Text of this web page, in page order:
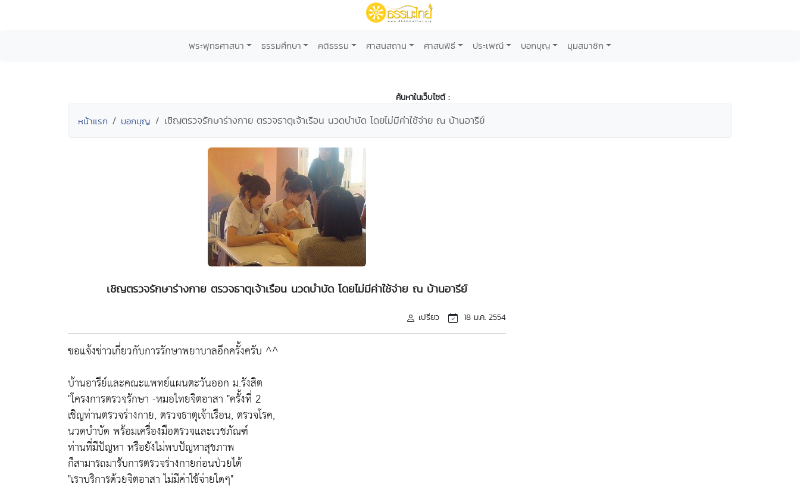
พระพุทธศาสนา ธรรมศึกษา คติธรรม ศาสนสถาน ศาสนพิธี ประเพณี บอกบุญ มุมสมาชิก
ค้นหาในเว็บไซต์ :
หน้าแรก บอกบุญ เชิญตรวจรักษาร่างกาย ตรวจธาตุเจ้าเรือน นวดบำบัด โดยไม่มีค่าใช้จ่าย ณ บ้านอารีย์
เชิญตรวจรักษาร่างกาย ตรวจธาตุเจ้าเรือน นวดบำบัด โดยไม่มีค่าใช้จ่าย ณ บ้านอารีย์
เปรียว 18 ม.ค. 2554
ขอแจ้งข่าวเกี่ยวกับการรักษาพยาบาลอีกครั้งครับ ^^
บ้านอารีย์และคณะแพทย์แผนตะวันออก ม.รังสิต
"โครงการตรวจรักษา -หมอไทยจิตอาสา "ครั้งที่ 2
เชิญท่านตรวจร่างกาย, ตรวจธาตุเจ้าเรือน, ตรวจโรค,
นวดบำบัด พร้อมเครื่องมือตรวจและเวชภัณฑ์
ท่านที่มีปัญหา หรือยังไม่พบปัญหาสุขภาพ
ก็สามารถมารับการตรวจร่างกายก่อนป่วยได้
"เราบริการด้วยจิตอาสา ไม่มีค่าใช้จ่ายใดๆ"